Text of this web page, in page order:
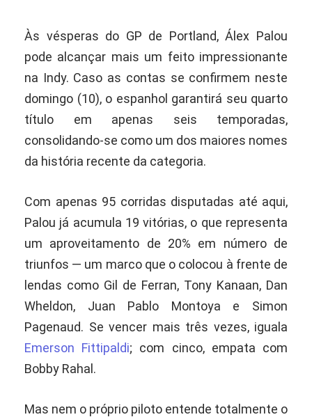
Às vésperas do GP de Portland, Álex Palou
pode alcançar mais um feito impressionante
na Indy. Caso as contas se confirmem neste
domingo (10), o espanhol garantirá seu quarto
título em apenas seis temporadas,
consolidando-se como um dos maiores nomes
da história recente da categoria.
Com apenas 95 corridas disputadas até aqui,
Palou já acumula 19 vitórias, o que representa
um aproveitamento de 20% em número de
triunfos — um marco que o colocou à frente de
lendas como Gil de Ferran, Tony Kanaan, Dan
Wheldon, Juan Pablo Montoya e Simon
Pagenaud. Se vencer mais três vezes, iguala
Emerson Fittipaldi; com cinco, empata com
Bobby Rahal.
Mas nem o próprio piloto entende totalmente o